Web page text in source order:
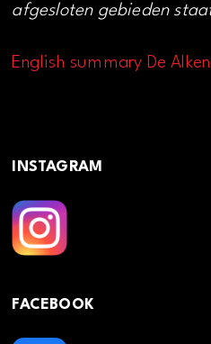
afgesloten gebieden
English summary De
INSTAGRAM
FACEBOOK